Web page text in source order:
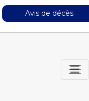
Avis de décès